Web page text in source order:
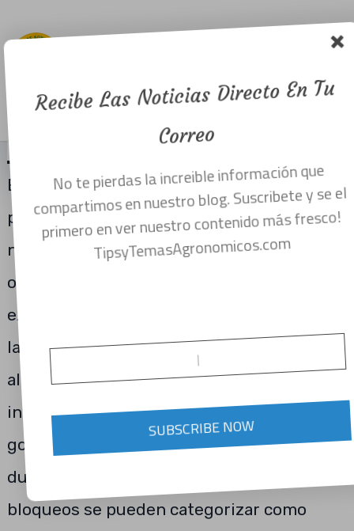
Menu
goteros y
riego?
El riego debe de ser uniforme y preciso,
para lograr un máximo rendimiento de
nuestros cultivos como el rendimiento
optimo de el agua. Esto también reduce el
exceso de agua de lixiviación, reduciendo
la necesidad de eliminar el agua de
alimentación de nutrientes del
invernadero. Las líneas de irrigación y los
goteros o emisores pueden bloquearse
durante cualquier temporada. Estos
bloqueos se pueden categorizar como
Recibe Las Noticias Directo En Tu
Correo
No te pierdas la increible información que
compartimos en nuestro blog. Suscribete y se el
primero en ver nuestro contenido más fresco!
TipsyTemasAgronomicos.com
SUBSCRIBE NOW